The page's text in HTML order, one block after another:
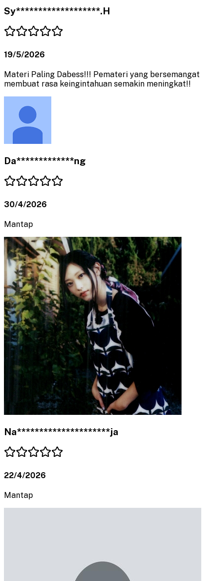
Sy*******************.H
19/5/2026
Materi Paling Dabess!!! Pemateri yang bersemangat
membuat rasa keingintahuan semakin meningkat!!
Da*************ng
30/4/2026
Mantap
Na*********************ja
22/4/2026
Mantap